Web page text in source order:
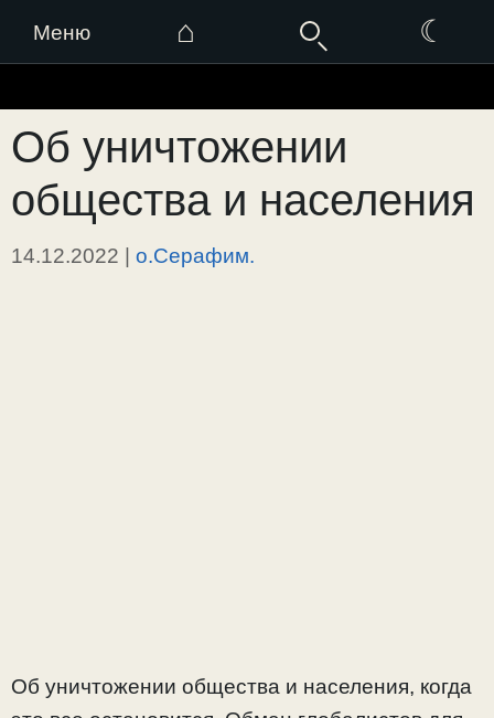
Меню ⌂ ☾
к
содержимому
Об уничтожении
общества и населения
14.12.2022 | о.Серафим.
Об уничтожении общества и населения, когда